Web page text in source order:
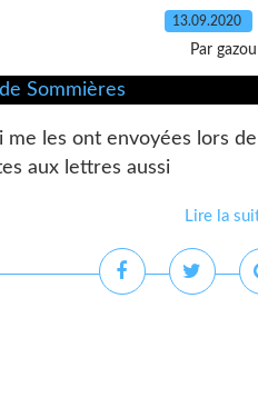
13.09.2020
Par
me les ont envoyées lors
aux lettres aussi
Lire la